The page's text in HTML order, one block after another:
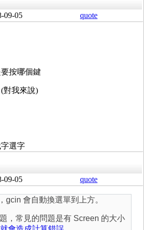
09-05 quote
按哪個鍵
對我來說)
選字
09-05 quote
gcin 會自動換選單到上方。
，常見的問題是有 Screen 的大小